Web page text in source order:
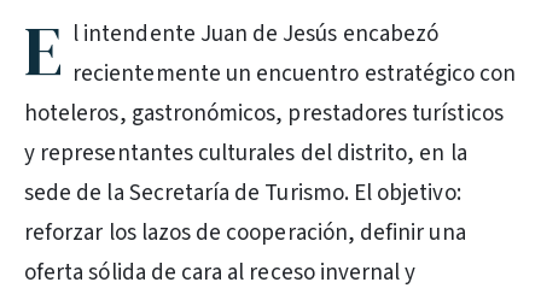
E l intendente Juan de Jesús encabezó
recientemente un encuentro estratégico con
hoteleros, gastronómicos, prestadores turísticos
y representantes culturales del distrito, en la
sede de la Secretaría de Turismo. El objetivo:
reforzar los lazos de cooperación, definir una
oferta sólida de cara al receso invernal y